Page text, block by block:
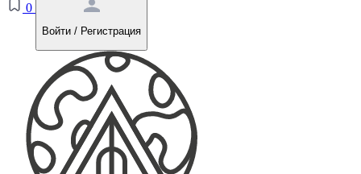
0
Войти / Регистрация